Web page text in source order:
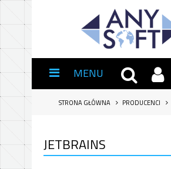
MENU
STRONA GŁÓWNA PRODUCENCI
JETBRAINS